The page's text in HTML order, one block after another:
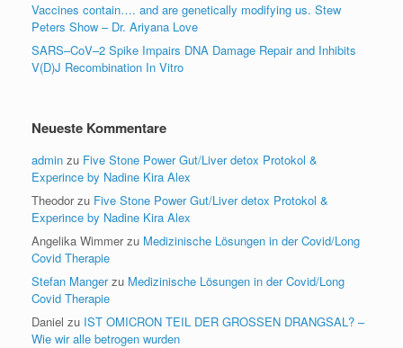
Vaccines contain…. and are genetically modifying us. Stew
Peters Show – Dr. Ariyana Love
SARS–CoV–2 Spike Impairs DNA Damage Repair and Inhibits
V(D)J Recombination In Vitro
Neueste Kommentare
admin zu Five Stone Power Gut/Liver detox Protokol &
Experince by Nadine Kira Alex
Theodorzu Five Stone Power Gut/Liver detox Protokol &
Experince by Nadine Kira Alex
Angelika Wimmerzu Medizinische Lösungen in der Covid/Long
Covid Therapie
Stefan Mangerzu Medizinische Lösungen in der Covid/Long
Covid Therapie
Daniel zu IST OMICRON TEIL DER GROSSEN DRANGSAL? –
Wie wir alle betrogen wurden